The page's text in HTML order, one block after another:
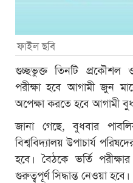
ফাইল ছবি
গুচ্ছভুক্ত তিনটি প্রকৌশল ও
পরীক্ষা হবে আগামী জুন
অপেক্ষা করতে হবে আগামী
জানা গেছে, বুধবার
বিশ্ববিদ্যালয় উপাচার্য
হবে। বৈঠকে ভর্তি
গুরুত্বপূর্ণ সিদ্ধান্ত নেওয়া হবে।